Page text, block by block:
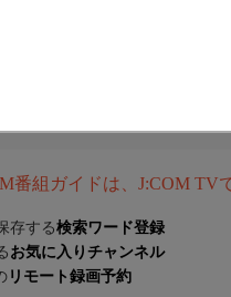
番組ガイドは、J:COM TV
存する検索ワード登録
お気に入りチャンネル
リモート録画予約